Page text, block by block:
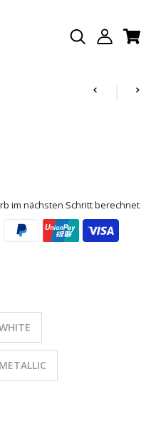
im nächsten Schritt berechnet